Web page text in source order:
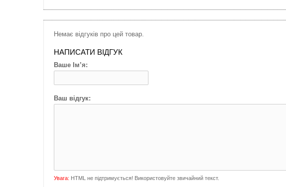
Немає відгуків про цей товар.
НАПИСАТИ ВІДГУК
Ваше Ім’я:
Ваш відгук:
Увага: HTML не підтримується! Використовуйте звичайний текст.